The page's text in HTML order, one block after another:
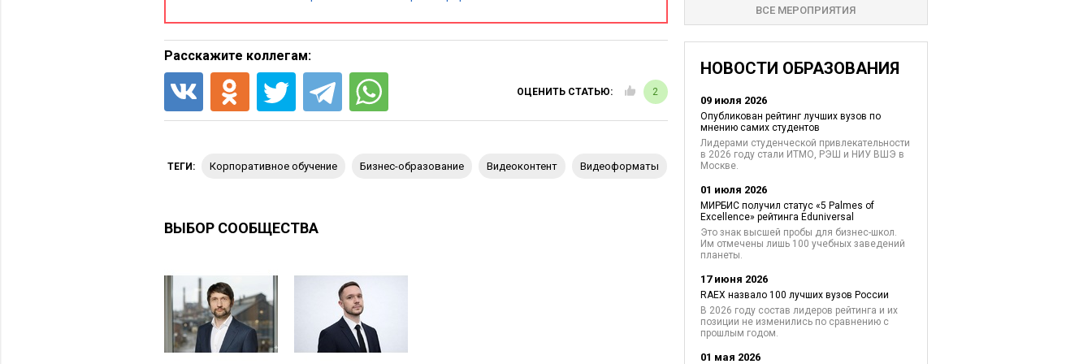
путеводителя по первому дню работы в компанииManatee County Government.
3. Усиление горизонтальных связей внутри компании
Расскажите коллегам:
ОЦЕНИТЬ СТАТЬЮ: 2
ТЕГИ: корпоративное обучение бизнес-образование видеоконтент видеоформаты
ВЫБОР СООБЩЕСТВА
ВСЕ МЕРОПРИЯТИЯ
НОВОСТИ ОБРАЗОВАНИЯ
09 июля 2026
Опубликован рейтинг лучших вузов по
мнению самих студентов
Лидерами студенческой привлекательности
в 2026 году стали ИТМО, РЭШ и НИУ ВШЭ в
Москве.
01 июля 2026
МИРБИС получил статус «5 Palmes of
Excellence» рейтинга Eduniversal
Это знак высшей пробы для бизнес-школ.
Им отмечены лишь 100 учебных заведений
планеты.
17 июня 2026
RAEX назвало 100 лучших вузов России
В 2026 году состав лидеров рейтинга и их
позиции не изменились по сравнению с
прошлым годом.
01 мая 2026